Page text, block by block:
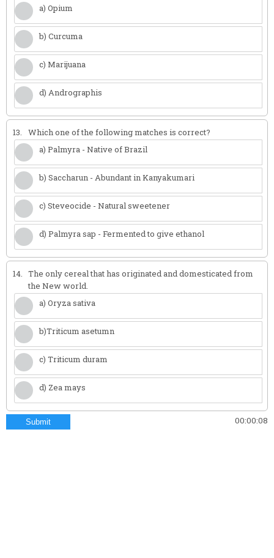
a) Opium
b) Curcuma
c) Marijuana
d) Andrographis
13.
Which one of the following matches is correct?
a) Palmyra - Native of Brazil
b) Saccharun - Abundant in Kanyakumari
c) Steveocide - Natural sweetener
d) Palmyra sap - Fermented to give ethanol
14. The only cereal that has originated and domesticated from
the New world.
a) Oryza sativa
b)Triticum asetumn
c) Triticum duram
d) Zea mays
Submit 00:00:09